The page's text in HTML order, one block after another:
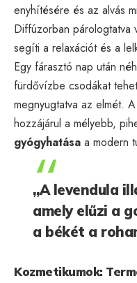
enyhítésére és az alvás
Diffúzorban párologtatva
segíti a relaxációt és a
Egy fárasztó nap után
fürdővízbe csodákat
megnyugtatva az elmét.
hozzájárul a mélyebb,
gyógyhatása a modern
„A levendula
amely elűzi a
a békét a
Kozmetikumok: